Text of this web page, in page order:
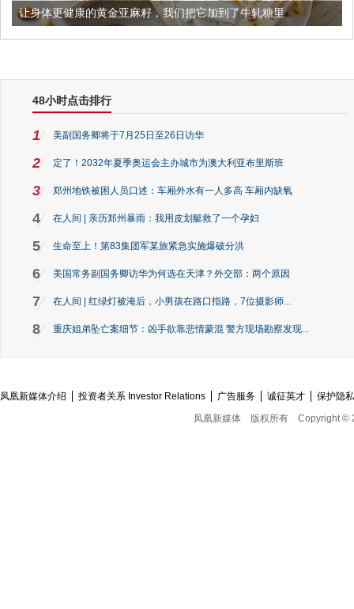
黄金亚麻籽，我们把它加到了牛轧糖里 被列入佛家七宝
48小时点击排行
1 美副国务卿将于7月25日至26日访华
2 定了！2032年夏季奥运会主办城市为澳大利亚布里斯班
3 郑州地铁被困人员口述：车厢外水有一人多高 车厢内缺氧
4 在人间 | 亲历郑州暴雨：我用皮划艇救了一个孕妇
5 生命至上！第83集团军某旅紧急实施爆破分洪
6 美国常务副国务卿访华为何选在天津？外交部：两个原因
7 在人间 | 红绿灯被淹后，小男孩在路口指路，7位摄影师...
8 重庆姐弟坠亡案细节：凶手欲靠悲情蒙混 警方现场勘察发现...
凤凰新媒体介绍 投资者关系 Investor Relations 广告服务 诚征英才
保护隐
凤凰新媒体
版权所有 Copyright ©